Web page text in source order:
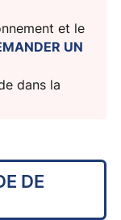
et le
UN
dans la
DE